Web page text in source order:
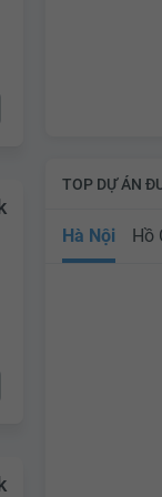
TOP DỰ ÁN
Hà Nội Hồ